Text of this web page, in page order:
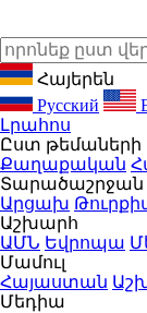
Հայերեն
Русский
Լրահոս
Ըստ թեմաների
Քաղաքական
Տարածաշրջան
Արցախ
Աշխարհ
ԱՄՆ Եվրոպա
Մամուլ
Հայաստան
Մեդիա